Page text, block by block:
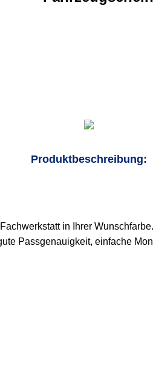
Produktbeschreibung:
in Ihrer
Passgenauigkeit, einfache